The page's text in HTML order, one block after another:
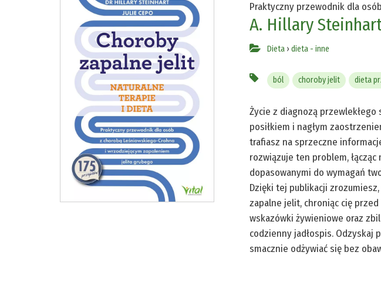
Praktyczny przewodnik dla
A. Hillary
Dieta› dieta - inne
ból choroby jelit dieta
Życie z diagnozą
posiłkiem i nagłym
trafiasz na sprzeczne
rozwiązuje ten problem,
dopasowanymi do wymagań
Dzięki tej publikacji
zapalne jelit, chroniąc cię
wskazówki żywieniowe oraz
codzienny jadłospis. Odzyskaj
smacznie odżywiać się bez